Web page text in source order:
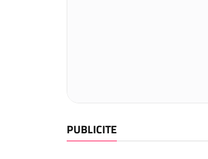
PUBLICITE